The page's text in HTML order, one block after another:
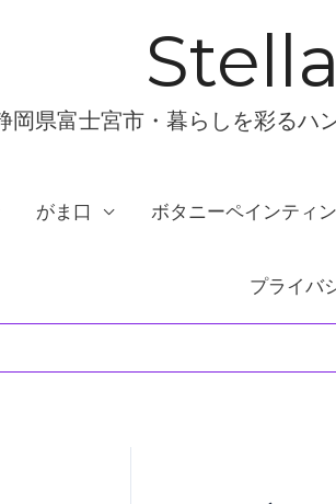
岡県富士宮市・暮らしを彩るハ
がま口 ボタニーペインティ
プライバ